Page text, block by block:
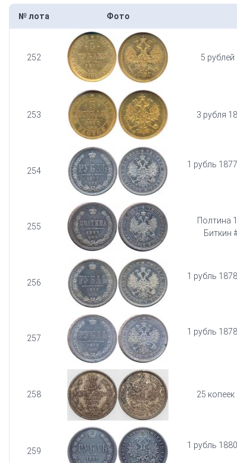
№ лота Фото
252 5 рублей
253 3 рубля
254
1 рубль
255
Полтина
Биткин
256
1 рубль
257
1 рубль
258 25
259
1 рубль